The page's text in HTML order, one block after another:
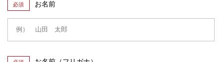
必須 お名前